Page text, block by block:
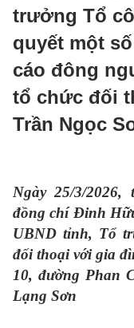
trưởng Tổ
quyết một
cáo đông
tổ chức đối
Trần Ngọc
Ngày 25/3/
đồng chí Đinh
UBND tỉnh, Tổ
đối thoại với gia
10, đường Phan
Lạng Sơn